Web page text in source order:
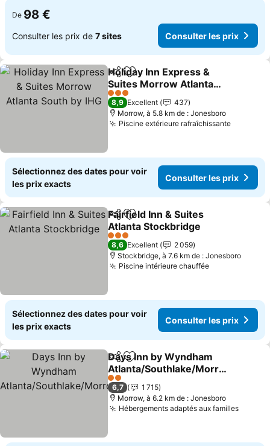
De 98 €
Consulter les prix de 7 sites Consulter les prix
PartagerAjouter à mes favoris
Holiday Inn Express &
Suites Morrow Atlanta
South by IHG
3 Étoiles
8,9 Excellent
437
Morrow, à 5.8 km de : Jonesboro
Piscine extérieure rafraîchissante
Sélectionnez des dates pour voir
les prix exacts
Consulter les prix
PartagerAjouter à mes favoris
Fairfield Inn & Suites
Atlanta Stockbridge
3 Étoiles
8,6 Excellent
2 059
Stockbridge, à 7.6 km de : Jonesboro
Piscine intérieure chauffée
Sélectionnez des dates pour voir
les prix exacts
Consulter les prix
PartagerAjouter à mes favoris
Days Inn by Wyndham
Atlanta/Southlake/Morro
w
2 Étoiles
6,7
1 715
Morrow, à 6.2 km de : Jonesboro
Hébergements adaptés aux familles